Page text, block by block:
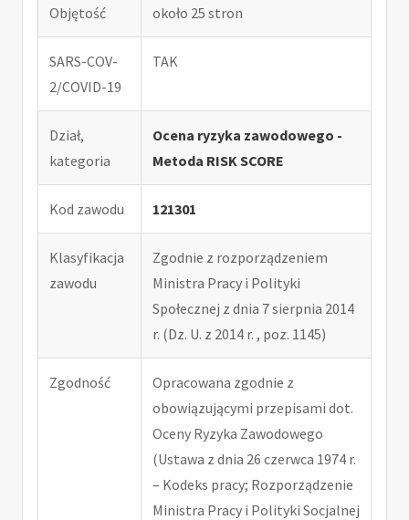
Objętość około 25 stron
SARS-COV-
2/COVID-19
TAK
Dział,
kategoria
Ocena ryzyka zawodowego -
Metoda RISK SCORE
Kod zawodu 121301
Klasyfikacja
zawodu
Zgodnie z rozporządzeniem
Ministra Pracy i Polityki
Społecznej z dnia 7 sierpnia 2014
r. (Dz. U. z 2014 r. , poz. 1145)
Zgodność
Opracowana zgodnie z
obowiązującymi przepisami dot.
Oceny Ryzyka Zawodowego
(Ustawa z dnia 26 czerwca 1974 r.
– Kodeks pracy; Rozporządzenie
Ministra Pracy i Polityki Socjalnej